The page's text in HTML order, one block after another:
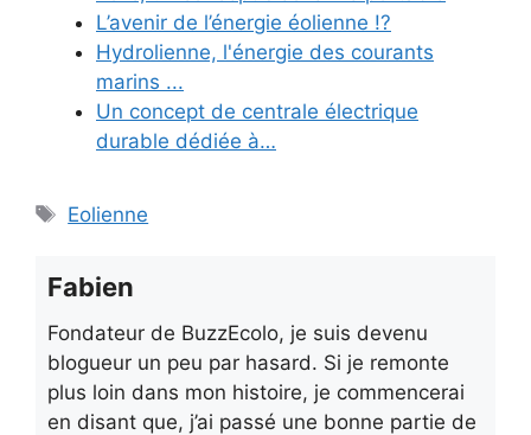
L’avenir de l’énergie éolienne !?
Hydrolienne, l'énergie des courants
marins ...
Un concept de centrale électrique
durable dédiée à…
Étiquettes
Eolienne
Fabien
Fondateur de BuzzEcolo, je suis devenu
blogueur un peu par hasard. Si je remonte
plus loin dans mon histoire, je commencerai
en disant que, j’ai passé une bonne partie de